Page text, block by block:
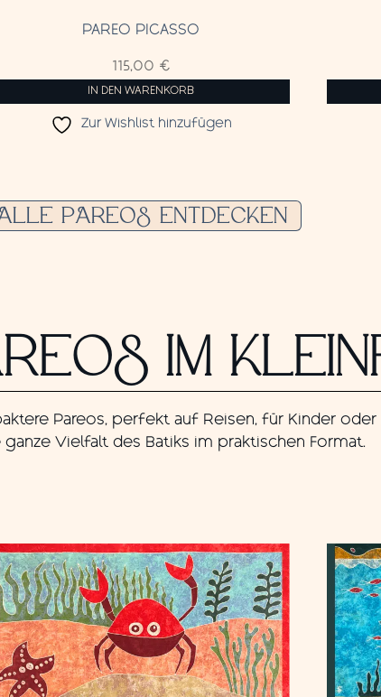
PAREO PICASSO
115,00 €
IN DEN WARENKORB
Zur Wishlist hinzufügen
PAREOS ENTDECKEN
IM
Pareos, perfekt auf Reisen, für Kinder oder
Vielfalt des Batiks im praktischen Format.